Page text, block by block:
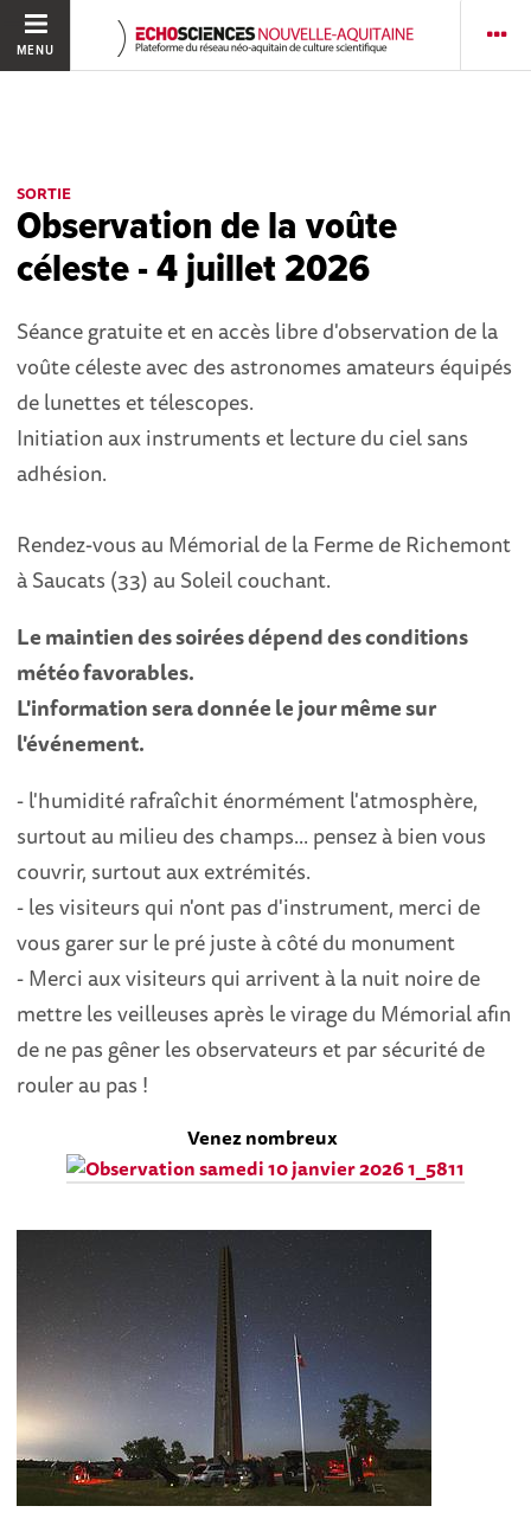
MENU
SORTIE
Observation de la voûte
céleste - 4 juillet 2026
Séance gratuite et en accès libre d'observation de la
voûte céleste avec des astronomes amateurs équipés
de lunettes et télescopes.
Initiation aux instruments et lecture du ciel sans
adhésion.
Rendez-vous au Mémorial de la Ferme de Richemont
à Saucats (33) au Soleil couchant.
Le maintien des soirées dépend des conditions
météo favorables.
L'information sera donnée le jour même sur
l'événement.
- l'humidité rafraîchit énormément l'atmosphère,
surtout au milieu des champs... pensez à bien vous
couvrir, surtout aux extrémités.
- les visiteurs qui n'ont pas d'instrument, merci de
vous garer sur le pré juste à côté du monument
- Merci aux visiteurs qui arrivent à la nuit noire de
mettre les veilleuses après le virage du Mémorial afin
de ne pas gêner les observateurs et par sécurité de
rouler au pas !
Venez nombreux